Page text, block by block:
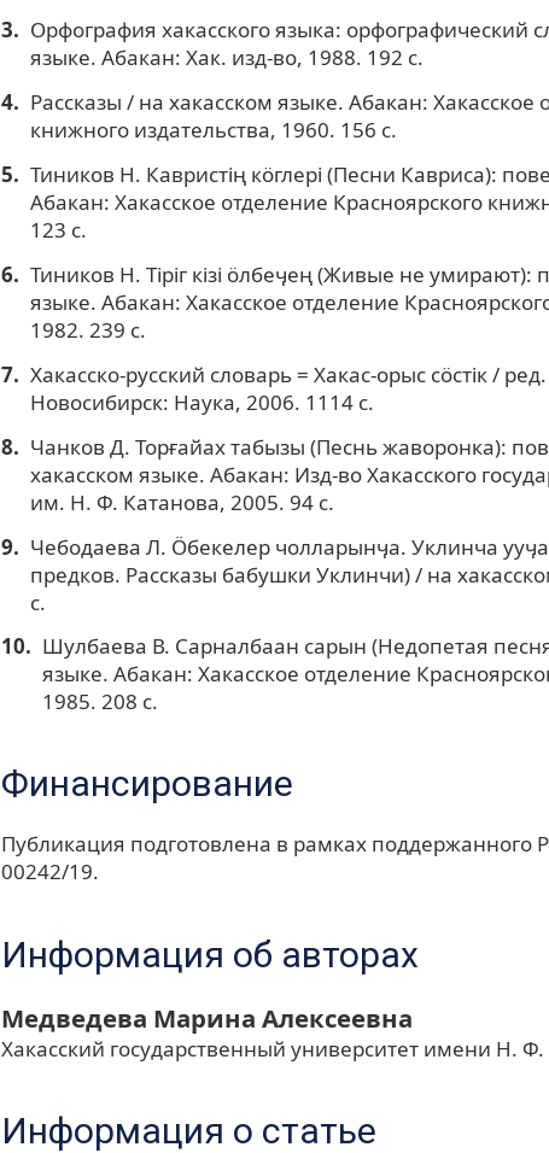
Орфография хакасского языка: орфографический
языке. Абакан: Хак. изд-во, 1988. 192 с.
Рассказы / на хакасском языке. Абакан: Хакасское
книжного издательства, 1960. 156 с.
Тиников Н. Кавристiң кöглерi (Песни Кавриса):
Абакан: Хакасское отделение Красноярского
123 с.
Тиников Н. Тiрiг кiзi öлбеӌең (Живые не умирают):
языке. Абакан: Хакасское отделение
1982. 239 с.
Хакасско-русский словарь = Хакас-орыс сöстiк /
Новосибирск: Наука, 2006. 1114 с.
Чанков Д. Торғайах табызы (Песнь жаворонка):
хакасском языке. Абакан: Изд-во Хакасского
им. Н. Ф. Катанова, 2005. 94 с.
Чебодаева Л. Ӧбекелер чолларынӌа. Уклинча
предков. Рассказы бабушки Уклинчи) / на
с.
Шулбаева В. Сарналбаан сарын (Недопетая
языке. Абакан: Хакасское отделение
1985. 208 с.
Финансирование
Публикация подготовлена в рамках
00242/19.
Информация об авторах
Медведева Марина Алексеевна
Хакасский государственный университет имени Н.
Информация о статье